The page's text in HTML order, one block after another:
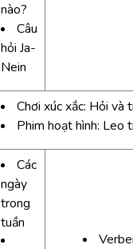
nào?
Câu
hỏi Ja-
Nein
Chơi xúc xắc: Hỏi
Phim hoạt hình: Leo
Các
ngày
trong
tuần